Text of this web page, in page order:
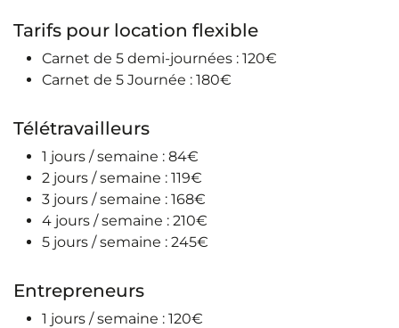
Tarifs pour location flexible
Carnet de 5 demi-journées : 120€
Carnet de 5 Journée : 180€
Télétravailleurs
1 jours / semaine : 84€
2 jours / semaine : 119€
3 jours / semaine : 168€
4 jours / semaine : 210€
5 jours / semaine : 245€
Entrepreneurs
1 jours / semaine : 120€